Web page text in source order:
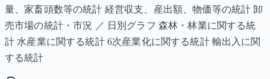
量、家畜頭数等の統計 経営収支、産出額、物価等の統計 卸
売市場の統計・市況 ／ 日別グラフ 森林・林業に関する統
計 水産業に関する統計 6次産業化に関する統計 輸出入に関
する統計